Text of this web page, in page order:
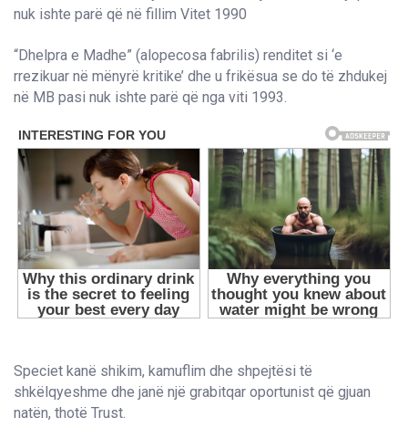
“Dhelpra e Madhe” (alopecosa fabrilis) renditet si ‘e
rrezikuar në mënyrë kritike’ dhe u frikësua se do të zhdukej
në MB pasi nuk ishte parë që nga viti 1993.
Speciet kanë shikim, kamuflim dhe shpejtësi të
shkëlqyeshme dhe janë një grabitqar oportunist që gjuan
natën, thotë Trust.